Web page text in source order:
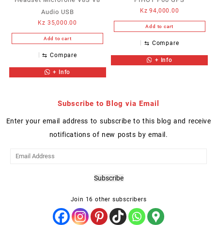
Audio USB
Kz 35,000.00
Add to cart
⇆ Compare
+ Info
Kz 94,000.00
Add to cart
⇆ Compare
+ Info
Subscribe to Blog via Email
Enter your email address to subscribe to this blog and receive
notifications of new posts by email.
Email
Subscribe
Join 16 other subscribers